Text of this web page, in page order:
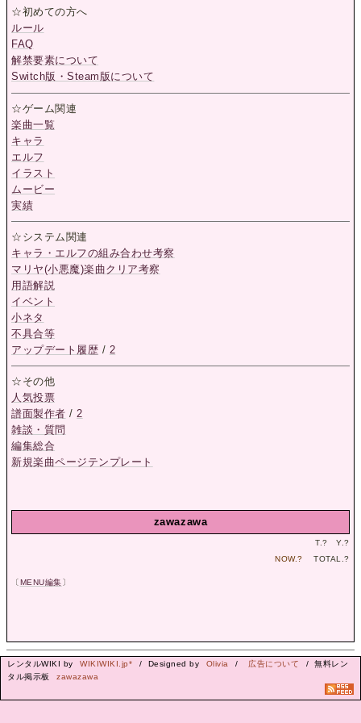
☆初めての方へ
ルール
FAQ
解禁要素について
Switch版・Steam版について
☆ゲーム関連
楽曲一覧
キャラ
エルフ
イラスト
ムービー
実績
☆システム関連
キャラ・エルフの組み合わせ考察
マリヤ(小悪魔)楽曲クリア考察
用語解説
イベント
小ネタ
不具合等
アップデート履歴 / 2
☆その他
人気投票
譜面製作者 / 2
雑談・質問
編集総合
新規楽曲ページテンプレート
zawazawa
T.? Y.?
NOW.? TOTAL.?
〔MENU編集〕
レンタルWIKI by WIKIWIKI.jp* / Designed by Olivia / 広告について
/ 無料レン
タル掲示板
zawazawa